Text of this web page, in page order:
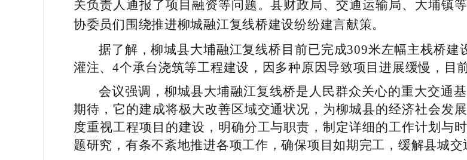
关负责人通报了项目融资等问题。县财政局、交通运输局、大埔镇
协委员们围绕推进柳城融江复线桥建设纷纷建言献策。
据了解，柳城县大埔融江复线桥目前已完成309米左幅主栈桥
灌注、4个承台浇筑等工程建设，因多种原因导致项目进展缓慢，目
会议强调，柳城县大埔融江复线桥是人民群众关心的重大交通
期待，它的建成将极大改善区域交通状况，为柳城县的经济社会发
度重视工程项目的建设，明确分工与职责，制定详细的工作计划与
题研究，有条不紊地推进各项工作，确保项目如期完工，缓解县城交